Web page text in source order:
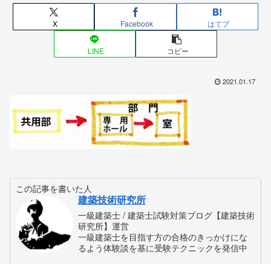
X Facebook はてブ
LINE コピー
2021.01.17
この記事を書いた人
建築技術研究所
一級建築士 / 建築士試験対策ブログ【建築技術
研究所】運営
一級建築士を目指す方の合格のきっかけにな
るよう体験談を基に受験テクニックを発信中